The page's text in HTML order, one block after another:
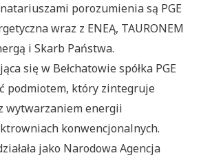
porozumienia są PGE
wraz z ENEĄ, TAURONEM
i Skarb Państwa.
się w Bełchatowie spółka PGE
podmiotem, który zintegruje
wytwarzaniem energii
konwencjonalnych.
jako Narodowa Agencja